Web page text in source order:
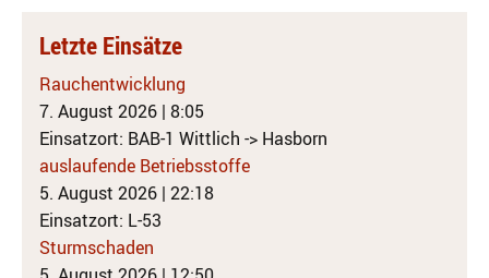
Letzte Einsätze
Rauchentwicklung
7. August 2026 | 8:05
Einsatzort: BAB-1 Wittlich -> Hasborn
auslaufende Betriebsstoffe
5. August 2026 | 22:18
Einsatzort: L-53
Sturmschaden